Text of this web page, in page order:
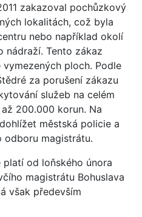
zakazoval pochůzkový
lokalitách, což byla
nebo například okolí
nádraží. Tento zákaz
ploch. Podle
za porušení zákazu
služeb na celém
200.000 korun. Na
městská policie a
odboru magistrátu.
od loňského února
magistrátu Bohuslava
však především